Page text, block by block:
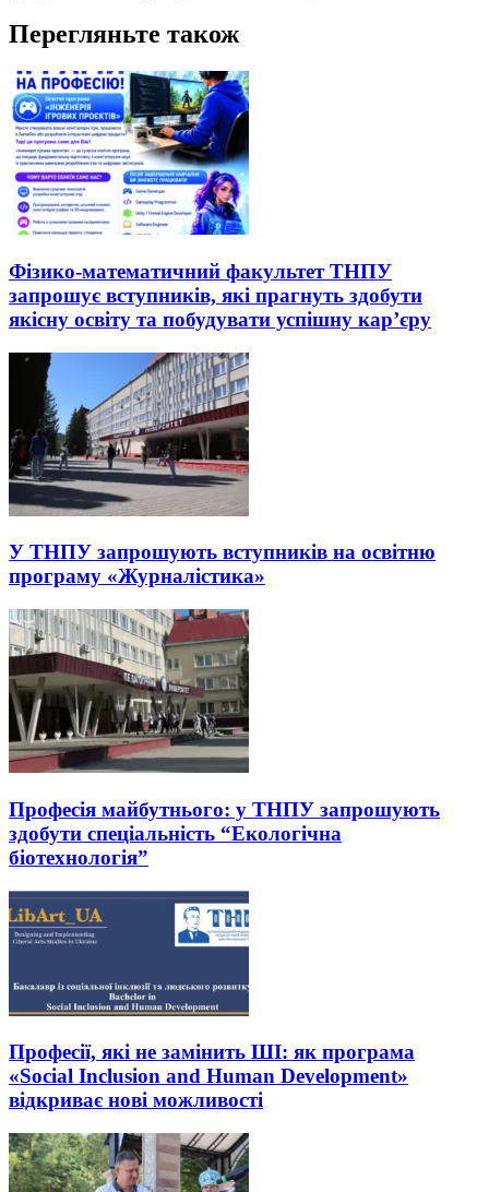
Перегляньте також
Фізико-математичний факультет ТНПУ
запрошує вступників, які прагнуть здобути
якісну освіту та побудувати успішну кар’єру
У ТНПУ запрошують вступників на освітню
програму «Журналістика»
Професія майбутнього: у ТНПУ запрошують
здобути спеціальність “Екологічна
біотехнологія”
Професії, які не замінить ШІ: як програма
«Social Inclusion and Human Development»
відкриває нові можливості